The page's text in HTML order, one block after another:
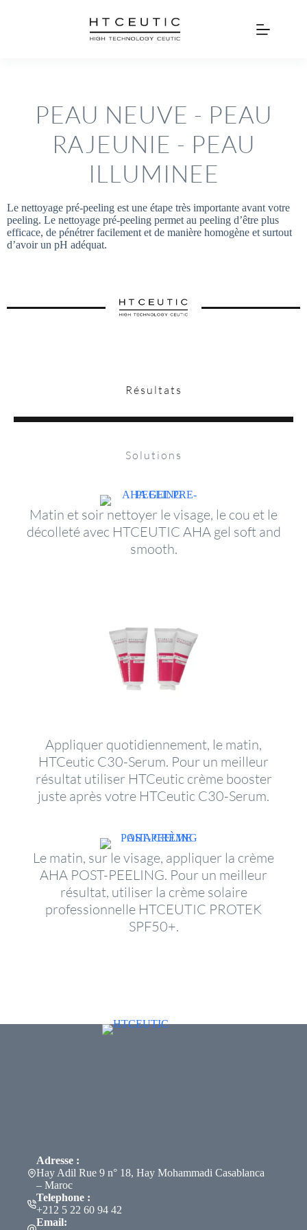
PEAU NEUVE - PEAU
RAJEUNIE - PEAU
ILLUMINEE
Le nettoyage pré-peeling est une étape très importante avant votre
peeling. Le nettoyage pré-peeling permet au peeling d’être plus
efficace, de pénétrer facilement et de manière homogène et surtout
d’avoir un pH adéquat.
Résultats
Solutions
Matin et soir nettoyer le visage, le cou et le
décolleté avec HTCEUTIC AHA gel soft and
smooth.
Appliquer quotidiennement, le matin,
HTCeutic C30-Serum. Pour un meilleur
résultat utiliser HTCeutic crème booster
juste après votre HTCeutic C30-Serum.
Le matin, sur le visage, appliquer la crème
AHA POST-PEELING. Pour un meilleur
résultat, utiliser la crème solaire
professionnelle HTCEUTIC PROTEK
SPF50+.
Adresse :
Hay Adil Rue 9 n° 18, Hay Mohammadi Casablanca
– Maroc
Telephone :
+212 5 22 60 94 42
Email: